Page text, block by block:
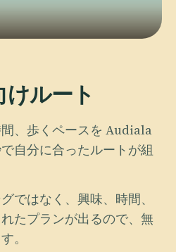
ルート
、歩くペースを Audiala
自分に合ったルートが組
ではなく、興味、時間、
たプランが出るので、無
。